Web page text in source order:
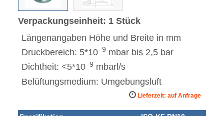
Verpackungseinheit: 1 Stück
Längenangaben Höhe und Breite in mm
Druckbereich: 5*10–9 mbar bis 2,5 bar
Dichtheit: <5*10–9 mbarl/s
Belüftungsmedium: Umgebungsluft
Lieferzeit: auf Anfrage